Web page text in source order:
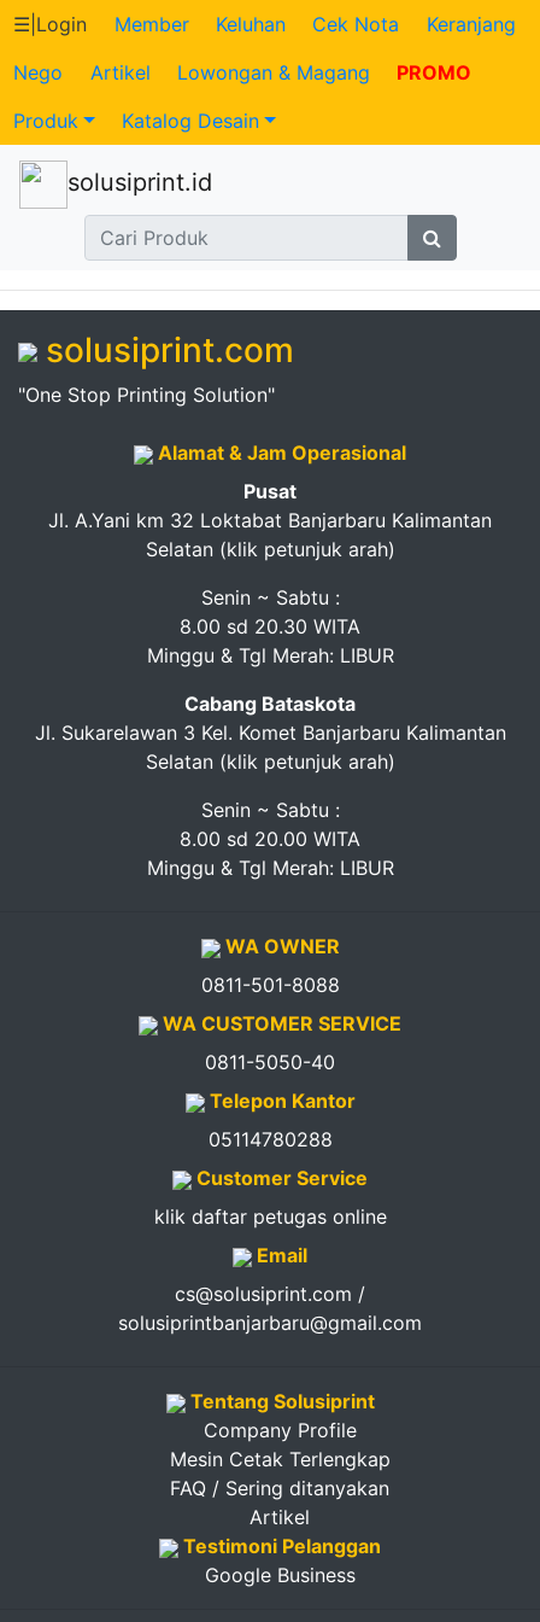
Katalog
Produk
Petugas
Transaksi
Tagihan
Pendapatan
☰ Login Member Keluhan Cek Nota
Keranjang
Nego
Artikel Lowongan & Magang
PROMO
Produk
Katalog Desain
solusiprint.id
solusiprint.com
"One Stop Printing Solution"
Alamat & Jam Operasional
Pusat
Jl. A.Yani km 32 Loktabat Banjarbaru Kalimantan
Selatan (klik petunjuk arah)
Senin ~ Sabtu :
8.00 sd 20.30 WITA
Minggu & Tgl Merah: LIBUR
Cabang Bataskota
Jl. Sukarelawan 3 Kel. Komet Banjarbaru Kalimantan
Selatan (klik petunjuk arah)
Senin ~ Sabtu :
8.00 sd 20.00 WITA
Minggu & Tgl Merah: LIBUR
WA OWNER
0811-501-8088
WA CUSTOMER SERVICE
0811-5050-40
Telepon Kantor
05114780288
Customer Service
klik daftar petugas online
Email
cs@solusiprint.com /
solusiprintbanjarbaru@gmail.com
Tentang Solusiprint
Company Profile
Mesin Cetak Terlengkap
FAQ / Sering ditanyakan
Artikel
Testimoni Pelanggan
Google Business